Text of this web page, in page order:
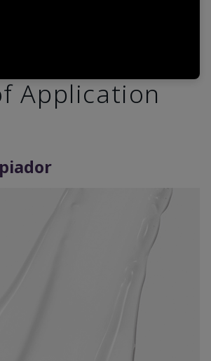
Application